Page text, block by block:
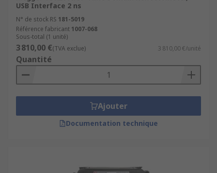
USB Interface 2 ns
N° de stock RS 181-5019
Référence fabricant 1007-068
Sous-total (1 unité)
3 810,00 €(TVA exclue) 3 810,00 €/unité
Quantité
Ajouter
Documentation technique